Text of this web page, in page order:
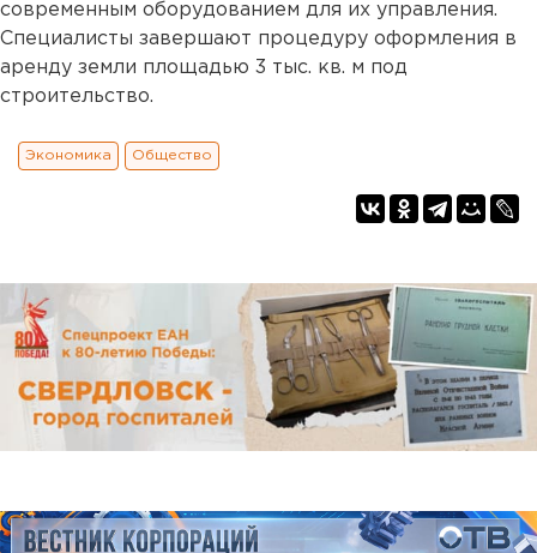
современным оборудованием для их управления.
Специалисты завершают процедуру оформления в
аренду земли площадью 3 тыс. кв. м под
строительство.
Экономика Общество